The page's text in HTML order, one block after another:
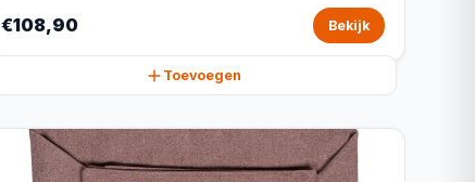
€108,90 Bekijk
Toevoegen